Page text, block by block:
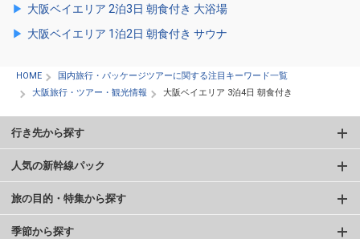
大阪ベイエリア 2泊3日 朝食付き 大浴場
大阪ベイエリア 1泊2日 朝食付き サウナ
HOME
国内旅行・パッケージツアーに関する注目キーワード一覧
大阪旅行・ツアー・観光情報
大阪ベイエリア 3泊4日 朝食付き
行き先から探す
人気の新幹線パック
旅の目的・特集から探す
季節から探す